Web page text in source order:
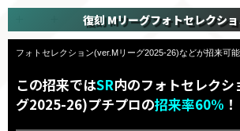
復刻 Mリーグフォトセレクシ
フォトセレクション(ver.Mリーグ2025-26)などが招来可能
この招来ではSR内のフォトセレク
グ2025-26)プチプロの招来率60% ！